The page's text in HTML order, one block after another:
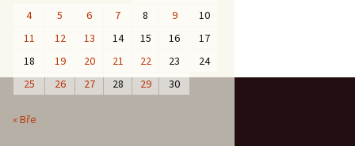
4
5 6 7 8 9
10
11
12 13 14 15 16
17
18
19 20 21 22 23
24
25
26 27 28 29 30
« Bře